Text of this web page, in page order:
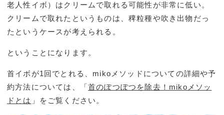
老人性イボ）はクリームで取れる可能性が非常に低い。
クリームで取れたというものは、稗粒種や吹き出物だっ
たというケースが考えられる。
ということになります。
首イボが1回でとれる、mikoメソッドについての詳細や予
約方法については、「首のぽつぽつを除去！mikoメソッ
ドとは 」をご覧ください。